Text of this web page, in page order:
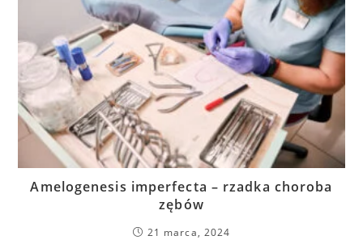
Amelogenesis imperfecta – rzadka choroba
zębów
21 marca, 2024